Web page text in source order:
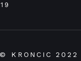
© KRONCIC 2022